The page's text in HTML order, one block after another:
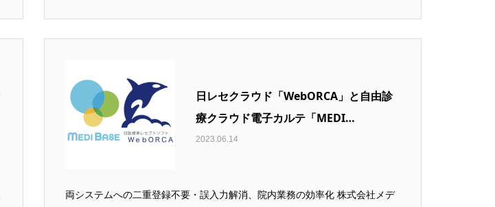
日レセクラウド「WebORCA」と自由診
療クラウド電子カルテ「MEDI…
2023.06.14
両システムへの二重登録不要・誤入力解消、院内業務の効率化 株式会社メデ